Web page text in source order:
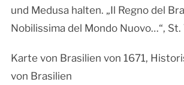
und Medusa halten. „Il Regno del
Nobilissima del Mondo Nuovo…“, St.
Karte von Brasilien von 1671,
von Brasilien